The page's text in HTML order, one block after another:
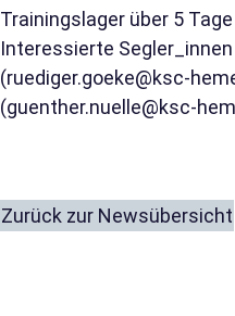
Trainingslager über 5
Interessierte
(ruediger.goeke@ksc-
(guenther.nuelle@ksc-
Zurück zur Newsübersicht